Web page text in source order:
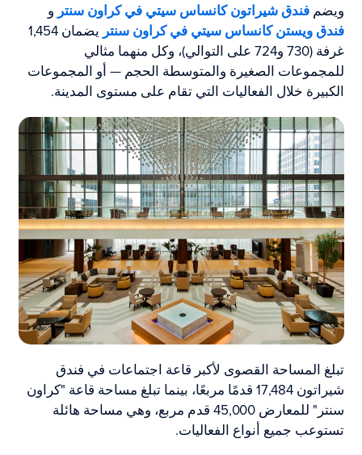
ويضمفندق شيراتون كانساس سيتي في كراون سنتر و
فندق ويستن كانساس سيتي في كراون سنتر
يضمان 1,454
غرفة (730 و724 على التوالي)، وكل منهما مثالي
للمجموعات الصغيرة والمتوسطة الحجم — أو المجموعات
الكبيرة خلال الفعاليات التي تقام على مستوى المدينة.
تبلغ المساحة القصوى لأكبر قاعة اجتماعات في فندق
شيراتون 17,484 قدمًا مربعًا، بينما تبلغ مساحة قاعة "كراون
سنتر" للمعارض 45,000 قدم مربع، وهي مساحة هائلة
تستوعب جميع أنواع الفعاليات.